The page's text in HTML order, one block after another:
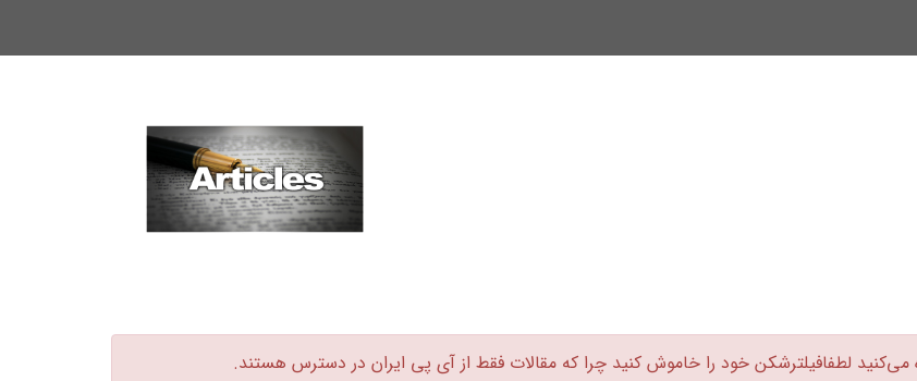
می‌کنید لطفافیلترشکن خود را خاموش کنید چرا که مقالات فقط از آی پی ایران در دسترس هستند.‏